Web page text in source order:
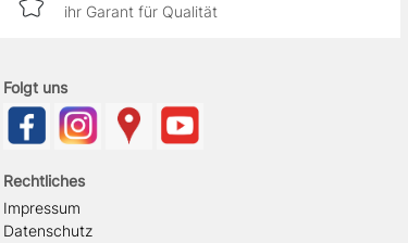
ihr Garant für Qualität
Folgt uns
Rechtliches
Impressum
Datenschutz